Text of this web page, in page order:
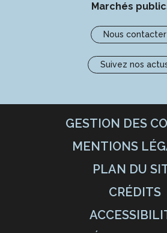
Marchés
Nous contacter
Suivez nos
GESTION DES
MENTIONS
PLAN DU
CRÉDITS